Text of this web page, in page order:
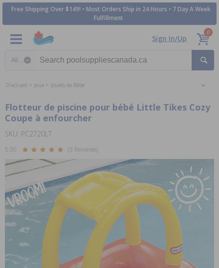
Free Shipping Over $149! • Most Orders Ship in 24 Hours • 7 Day A Week
Fulfillment
Sign In/Up
0
D'accueil Jeux Jouets de Bébé
Flotteur de piscine pour bébé Little Tikes Cozy
Coupe à enfourcher
SKU: PC2720LT
5.00 (3 Reviews)